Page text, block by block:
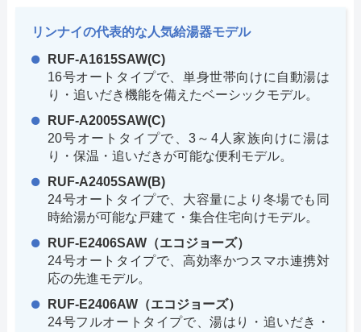
リンナイの代表的な人気給湯器モデル
RUF-A1615SAW(C)
16号オートタイプで、単身世帯向けに自動湯は
り・追いだき機能を備えたベーシックモデル。
RUF-A2005SAW(C)
20号オートタイプで、3～4人家族向けに湯は
り・保温・追いだきが可能な便利モデル。
RUF-A2405SAW(B)
24号オートタイプで、大容量により冬場でも同
時給湯が可能な戸建て・集合住宅向けモデル。
RUF-E2406SAW（エコジョーズ）
24号オートタイプで、高効率かつスマホ連携対
応の先進モデル。
RUF-E2406AW（エコジョーズ）
24号フルオートタイプで、湯はり・追いだき・